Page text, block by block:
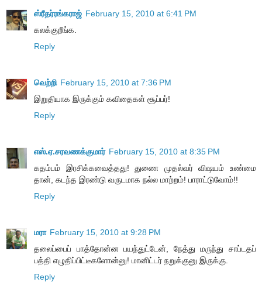
ஸ்ரீதர்ரங்கராஜ் February 15, 2010 at 6:41 PM
கலக்குறீங்க.
Reply
வெற்றி February 15, 2010 at 7:36 PM
இறுதியாக இருக்கும் கவிதைகள் சூப்பர்!
Reply
எஸ்.ஏ.சரவணக்குமார் February 15, 2010 at 8:35 PM
கதம்பம் இரசிக்கவைத்தது! துணை முதல்வர் விஷயம் உண்மை
தான், கடந்த இரண்டு வருடமாக நல்ல மாற்றம்! பாராட்டுவோம்!!
Reply
மரா February 15, 2010 at 9:28 PM
தலைப்பைப் பாத்தோன்ன பயந்துட்டேன், நேத்து மருந்து சாப்டதப்
பத்தி எழுதிப்பிட்டீகளோன்னு! மானிட்டர் நறுக்குனு இருக்கு.
Reply